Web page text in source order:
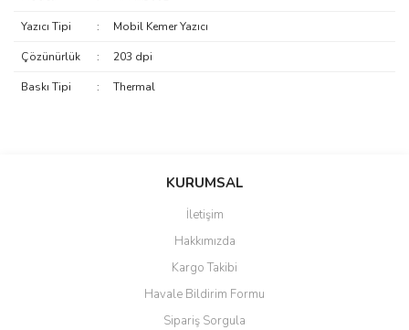
Yazıcı Tipi : Mobil Kemer Yazıcı
Çözünürlük : 203 dpi
Baskı Tipi : Thermal
Bu ürüne ilk yorumu siz yapın!
güzel paketlenmiş ama yanında
ile 24 izlenmektedir diye küçük
bir tabela olsa daha hoş
KURUMSAL
İletişim
Hakkımızda
Kargo Takibi
Havale Bildirim Formu
Sipariş Sorgula